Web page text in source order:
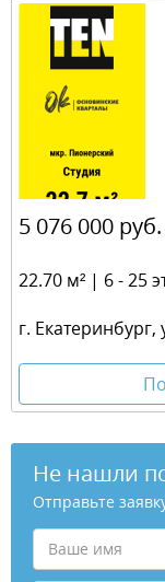
5 076 000 руб.
22.70 м² | 6 - 25
г.
Не нашли
Отправьте